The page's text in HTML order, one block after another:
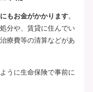
もお金がかかります。
分や、賃貸に住んでい
療費等の清算などがあ
うに生命保険で事前に